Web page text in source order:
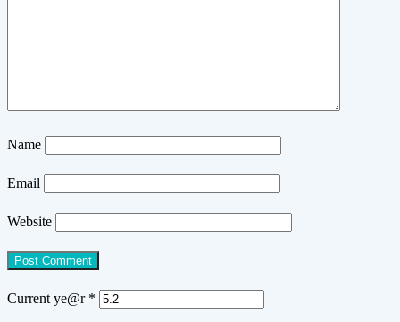
Name
Email
Website
Current ye@r *